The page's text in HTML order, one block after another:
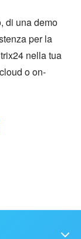
di una demo
per la
nella tua
o on-